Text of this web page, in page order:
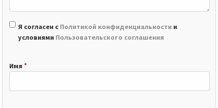
Я согласен с Политикой конфиденциальности и
условиями Пользовательского соглашения
Имя *